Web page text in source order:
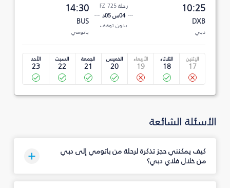
10:25
DXB
دبي
رحلة FZ 725
04س 05د
بدون توقف
14:30
BUS
باتومي
الإثنين
17
الثلاثاء
18
الأربعاء
19
الخميس
20
الجمعة
21
السبت
22
الأحد
23
الأسئلة الشائعة
كيف يمكنني حجز تذكرة لرحلة من باتومي إلى دبي
من خلال فلاي دبي؟